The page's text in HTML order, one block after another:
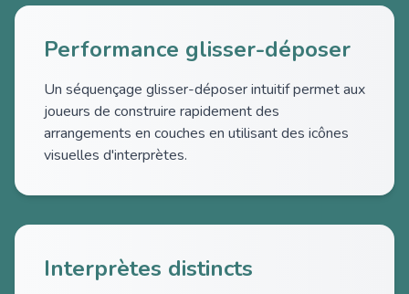
Performance glisser-déposer
Un séquençage glisser-déposer intuitif permet aux
joueurs de construire rapidement des
arrangements en couches en utilisant des icônes
visuelles d'interprètes.
Interprètes distincts